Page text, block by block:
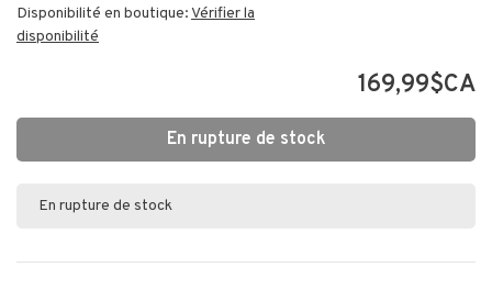
Disponibilité en boutique:Vérifier la
disponibilité
169,99$CA
En rupture de stock
En rupture de stock